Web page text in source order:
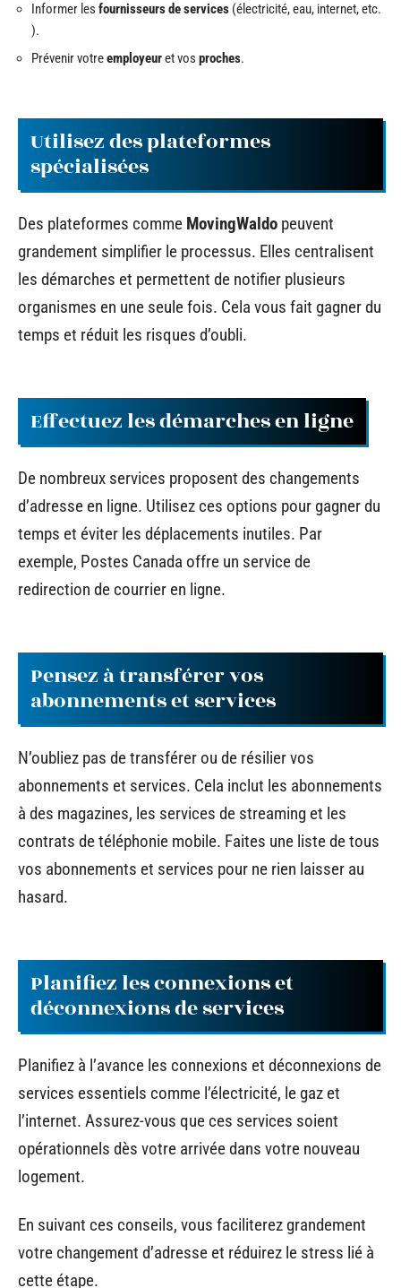
Informer les fournisseurs de services (électricité, eau, internet, etc.
).
Prévenir votreemployeuret vos proches.
Utilisez des plateformes
spécialisées
Des plateformes comme MovingWaldo peuvent
grandement simplifier le processus. Elles centralisent
les démarches et permettent de notifier plusieurs
organismes en une seule fois. Cela vous fait gagner du
temps et réduit les risques d’oubli.
Effectuez les démarches en ligne
De nombreux services proposent des changements
d’adresse en ligne. Utilisez ces options pour gagner du
temps et éviter les déplacements inutiles. Par
exemple, Postes Canada offre un service de
redirection de courrier en ligne.
Pensez à transférer vos
abonnements et services
N’oubliez pas de transférer ou de résilier vos
abonnements et services. Cela inclut les abonnements
à des magazines, les services de streaming et les
contrats de téléphonie mobile. Faites une liste de tous
vos abonnements et services pour ne rien laisser au
hasard.
Planifiez les connexions et
déconnexions de services
Planifiez à l’avance les connexions et déconnexions de
services essentiels comme l’électricité, le gaz et
l’internet. Assurez-vous que ces services soient
opérationnels dès votre arrivée dans votre nouveau
logement.
En suivant ces conseils, vous faciliterez grandement
votre changement d’adresse et réduirez le stress lié à
cette étape.